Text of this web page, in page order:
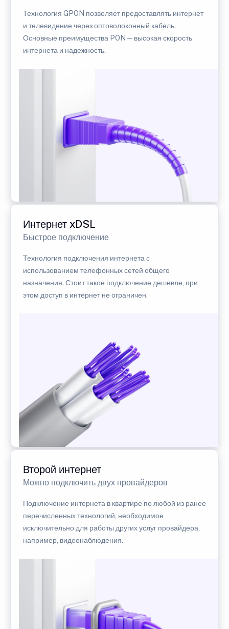
Технология GPON позволяет предоставлять интернет
и телевидение через оптоволоконный кабель.
Основные преимущества PON — высокая скорость
интернета и надежность.
Интернет xDSL
Быстрое подключение
Технология подключения интернета с
использованием телефонных сетей общего
назначения. Стоит такое подключение дешевле, при
этом доступ в интернет не ограничен.
Второй интернет
Можно подключить двух провайдеров
Подключение интернета в квартире по любой из ранее
перечисленных технологий, необходимое
исключительно для работы других услуг провайдера,
например, видеонаблюдения.